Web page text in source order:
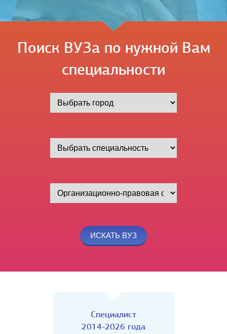
Поиск ВУЗа по нужной Вам
специальности
Специалист
2014-2026 года